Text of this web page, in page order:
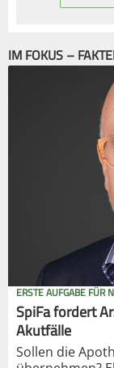
IM FOKUS –
ERSTE AUFGABE FÜR
SpiFa fordert
Akutfälle
Sollen die